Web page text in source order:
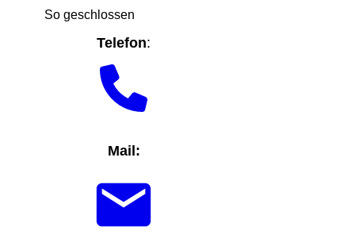
So geschlossen
Telefon:
Mail: